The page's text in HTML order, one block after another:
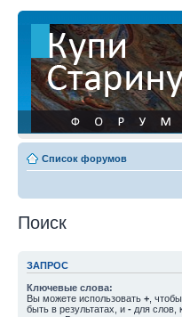
Список форумов
Поиск
ЗАПРОС
Ключевые слова:
Вы можете использовать + ,
быть в результатах, и - для слов,